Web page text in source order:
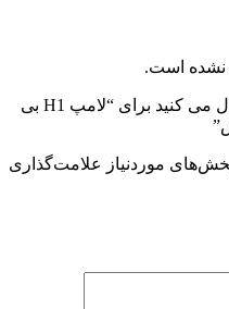
نشده است.
اولین نفری باشید که دیدگاهی را ارسال می کنید برای “لامپ H1 بی
موردنیاز علامت‌گذاری